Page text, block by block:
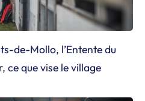
de-Mollo, l’Entente du
ce que vise le village